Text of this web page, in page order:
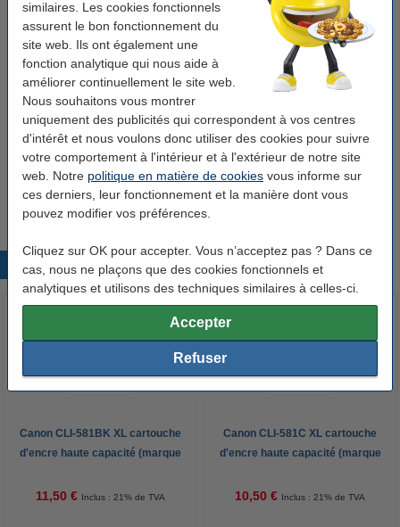
similaires. Les cookies fonctionnels
assurent le bon fonctionnement du
site web. Ils ont également une
fonction analytique qui nous aide à
améliorer continuellement le site web.
Nous souhaitons vous montrer
uniquement des publicités qui correspondent à vos centres
d'intérêt et nous voulons donc utiliser des cookies pour suivre
votre comportement à l'intérieur et à l'extérieur de notre site
web. Notre politique en matière de cookies vous informe sur
ces derniers, leur fonctionnement et la manière dont vous
pouvez modifier vos préférences.
Cliquez sur OK pour accepter. Vous n’acceptez pas ? Dans ce
cas, nous ne plaçons que des cookies fonctionnels et
analytiques et utilisons des techniques similaires à celles-ci.
Accepter
Refuser
Code: 2051C001
Bon plan : commandez un multipack
Canon PGI-580PGBK XL/CLI-581 XL : 2 noires +
3 couleurs (marque 123encre)
54,50 €
Astuce
Nous vous conseillons de choisir cette cartouche au lieu de la
cartouche d'origine.
Produits populaires
Canon CLI-581BK XL cartouche
d'encre haute capacité (marque
11,50 € Inclus : 21% de TVA
Canon CLI-581C XL cartouche
d'encre haute capacité (marque
10,50 € Inclus : 21% de TVA